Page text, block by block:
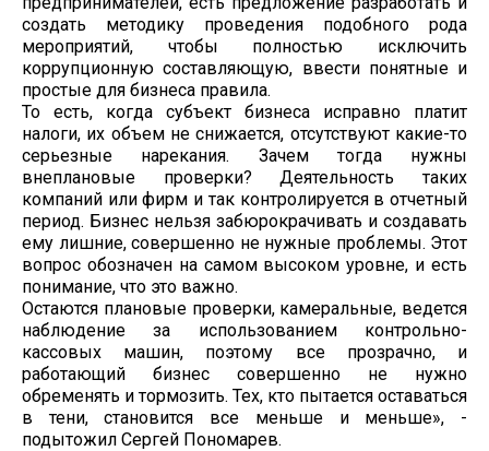
создать методику проведения подобного рода
мероприятий, чтобы полностью исключить
коррупционную составляющую, ввести понятные и
простые для бизнеса правила.
То есть, когда субъект бизнеса исправно платит
налоги, их объем не снижается, отсутствуют какие-то
серьезные нарекания. Зачем тогда нужны
внеплановые проверки? Деятельность таких
компаний или фирм и так контролируется в отчетный
период. Бизнес нельзя забюрокрачивать и создавать
ему лишние, совершенно не нужные проблемы. Этот
вопрос обозначен на самом высоком уровне, и есть
понимание, что это важно.
Остаются плановые проверки, камеральные, ведется
наблюдение за использованием контрольно-
кассовых машин, поэтому все прозрачно, и
работающий бизнес совершенно не нужно
обременять и тормозить. Тех, кто пытается оставаться
в тени, становится все меньше и меньше», -
подытожил Сергей Пономарев.